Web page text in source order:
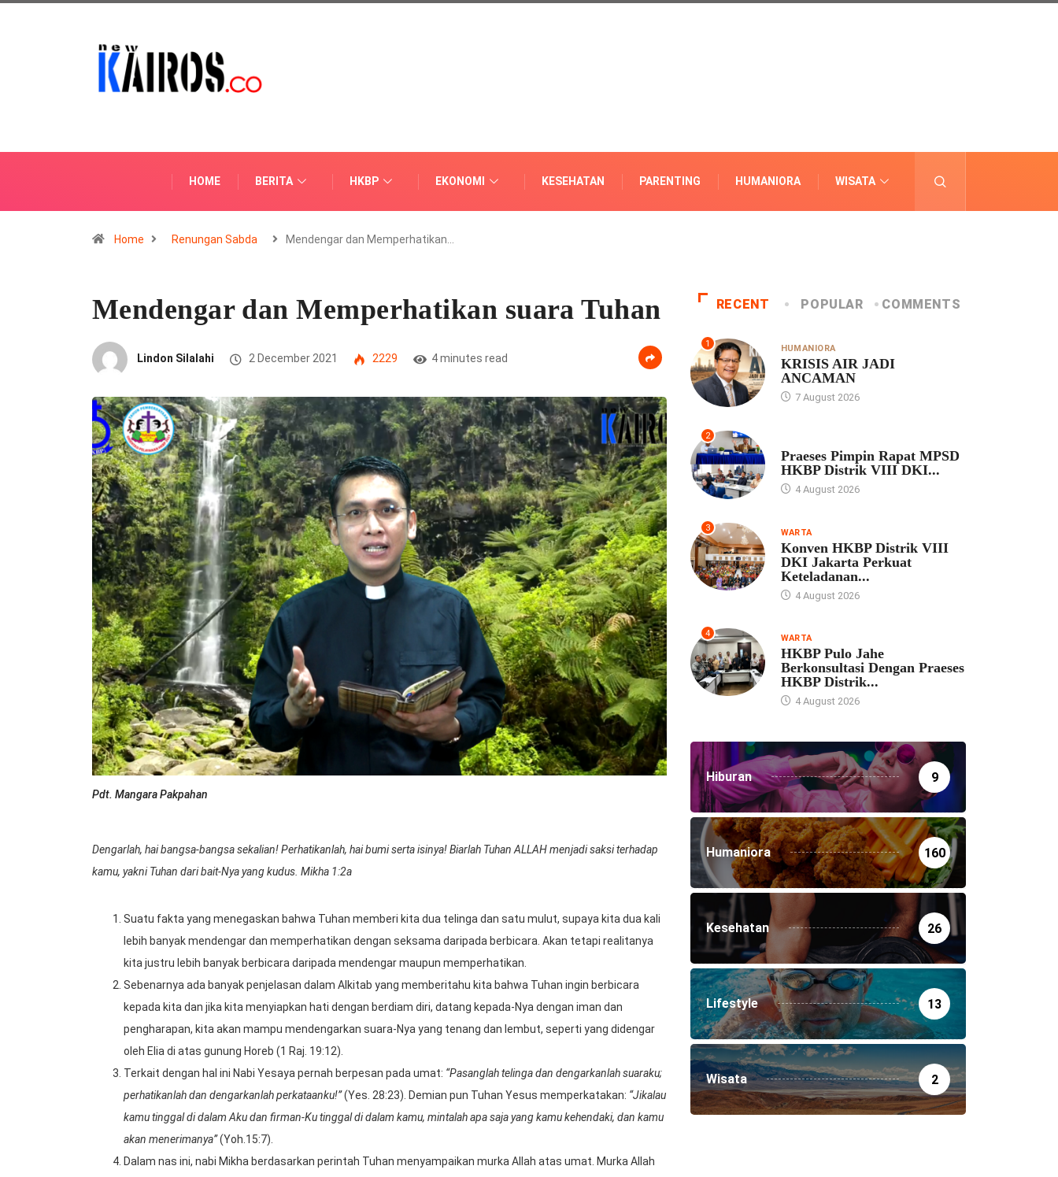
HOME BERITA HKBP EKONOMI KESEHATAN PARENTING HUMANIORA WISATA
Home Renungan Sabda Mendengar dan Memperhatikan…
Mendengar dan Memperhatikan suara Tuhan
Lindon Silalahi 2 December 2021 2229 4 minutes read
Pdt. Mangara Pakpahan
Dengarlah, hai bangsa-bangsa sekalian! Perhatikanlah, hai bumi serta isinya! Biarlah Tuhan ALLAH menjadi saksi terhadap
kamu, yakni Tuhan dari bait-Nya yang kudus. Mikha 1:2a
Suatu fakta yang menegaskan bahwa Tuhan memberi kita dua telinga dan satu mulut, supaya kita dua kali
lebih banyak mendengar dan memperhatikan dengan seksama daripada berbicara. Akan tetapi realitanya
kita justru lebih banyak berbicara daripada mendengar maupun memperhatikan.
Sebenarnya ada banyak penjelasan dalam Alkitab yang memberitahu kita bahwa Tuhan ingin berbicara
kepada kita dan jika kita menyiapkan hati dengan berdiam diri, datang kepada-Nya dengan iman dan
pengharapan, kita akan mampu mendengarkan suara-Nya yang tenang dan lembut, seperti yang didengar
oleh Elia di atas gunung Horeb (1 Raj. 19:12).
Terkait dengan hal ini Nabi Yesaya pernah berpesan pada umat: “Pasanglah telinga dan dengarkanlah suaraku;
perhatikanlah dan dengarkanlah perkataanku!”(Yes. 28:23). Demian pun Tuhan Yesus memperkatakan: “Jikalau
kamu tinggal di dalam Aku dan firman-Ku tinggal di dalam kamu, mintalah apa saja yang kamu kehendaki, dan kamu
akan menerimanya”(Yoh.15:7).
Dalam nas ini, nabi Mikha berdasarkan perintah Tuhan menyampaikan murka Allah atas umat. Murka Allah
RECENT POPULAR COMMENTS
1 HUMANIORA
KRISIS AIR JADI
ANCAMAN
7 August 2026
2
Praeses Pimpin Rapat MPSD
HKBP Distrik VIII DKI...
4 August 2026
3 WARTA
Konven HKBP Distrik VIII
DKI Jakarta Perkuat
Keteladanan...
4 August 2026
4 WARTA
HKBP Pulo Jahe
Berkonsultasi Dengan Praeses
HKBP Distrik...
4 August 2026
Hiburan 9
Humaniora 160
Kesehatan 26
Lifestyle 13
Wisata 2